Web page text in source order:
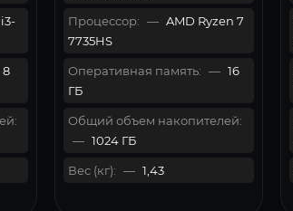
8
Процессор: — AMD Ryzen 7
7735HS
Оперативная память: — 16
ГБ
Общий объем накопителей:
— 1024 ГБ
Вес (кг): — 1,43